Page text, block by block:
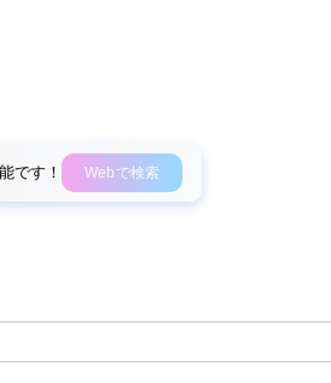
です！ Webで検索